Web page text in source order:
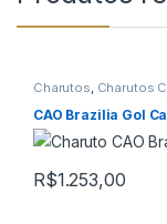
Charutos, Charutos
Off Cuba,Primeira
CAO Brazilia Gol
R$1.253,00